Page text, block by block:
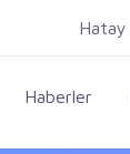
Haberler
Hatay